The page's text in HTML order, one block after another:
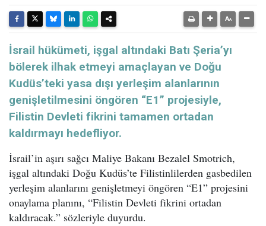
İsrail hükümeti, işgal altındaki Batı Şeria’yı
bölerek ilhak etmeyi amaçlayan ve Doğu
Kudüs’teki yasa dışı yerleşim alanlarının
genişletilmesini öngören “E1” projesiyle,
Filistin Devleti fikrini tamamen ortadan
kaldırmayı hedefliyor.
İsrail’in aşırı sağcı Maliye Bakanı Bezalel Smotrich,
işgal altındaki Doğu Kudüs’te Filistinlilerden gasbedilen
yerleşim alanlarını genişletmeyi öngören “E1” projesini
onaylama planını, “Filistin Devleti fikrini ortadan
kaldıracak.” sözleriyle duyurdu.